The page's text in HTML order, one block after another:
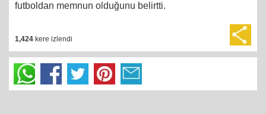
futboldan memnun olduğunu belirtti.
1,424 kere izlendi